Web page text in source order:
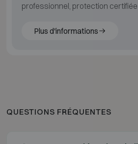
professionnel, protection
Plus d'informations
QUESTIONS FRÉQUENTES